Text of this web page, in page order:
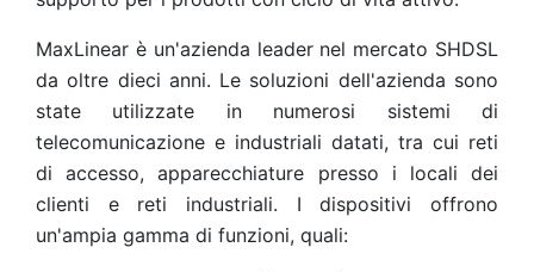
MaxLinear è un'azienda leader nel mercato SHDSL
da oltre dieci anni. Le soluzioni dell'azienda sono
state utilizzate in numerosi sistemi di
telecomunicazione e industriali datati, tra cui reti
di accesso, apparecchiature presso i locali dei
clienti e reti industriali. I dispositivi offrono
un'ampia gamma di funzioni, quali: